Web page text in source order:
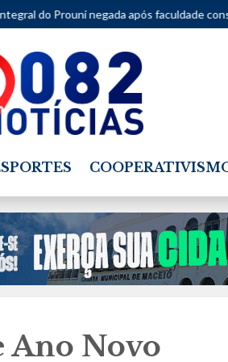
após faculdade considerar
Ano Novo